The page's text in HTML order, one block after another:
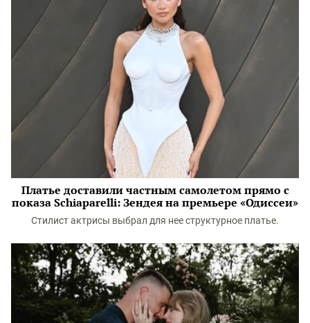
Платье доставили частным самолетом прямо с
показа Schiaparelli: Зендея на премьере «Одиссеи»
Стилист актрисы выбрал для нее структурное платье.